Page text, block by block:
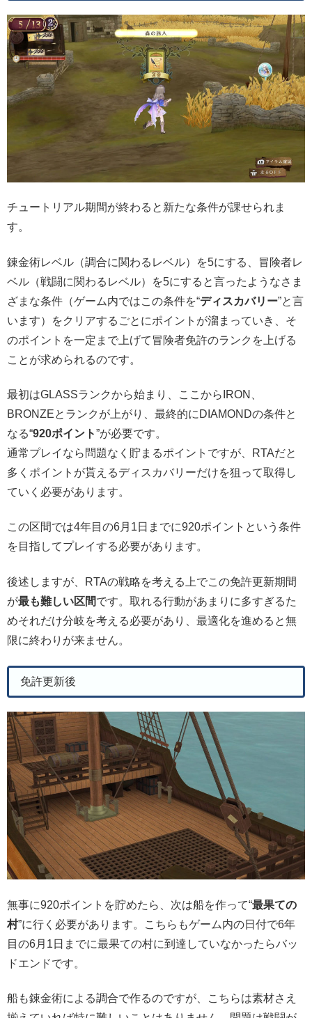
チュートリアル期間が終わると新たな条件が課せられま
す。
錬金術レベル（調合に関わるレベル）を5にする、冒険者レ
ベル（戦闘に関わるレベル）を5にすると言ったようなさま
ざまな条件（ゲーム内ではこの条件を“ディスカバリー”と言
います）をクリアするごとにポイントが溜まっていき、そ
のポイントを一定まで上げて冒険者免許のランクを上げる
ことが求められるのです。
最初はGLASSランクから始まり、ここからIRON、
BRONZEとランクが上がり、最終的にDIAMONDの条件と
なる“920ポイント”が必要です。
通常プレイなら問題なく貯まるポイントですが、RTAだと
多くポイントが貰えるディスカバリーだけを狙って取得し
ていく必要があります。
この区間では4年目の6月1日までに920ポイントという条件
を目指してプレイする必要があります。
後述しますが、RTAの戦略を考える上でこの免許更新期間
が最も難しい区間です。取れる行動があまりに多すぎるた
めそれだけ分岐を考える必要があり、最適化を進めると無
限に終わりが来ません。
免許更新後
無事に920ポイントを貯めたら、次は船を作って“最果ての
村”に行く必要があります。こちらもゲーム内の日付で6年
目の6月1日までに最果ての村に到達していなかったらバッ
ドエンドです。
船も錬金術による調合で作るのですが、こちらは素材さえ